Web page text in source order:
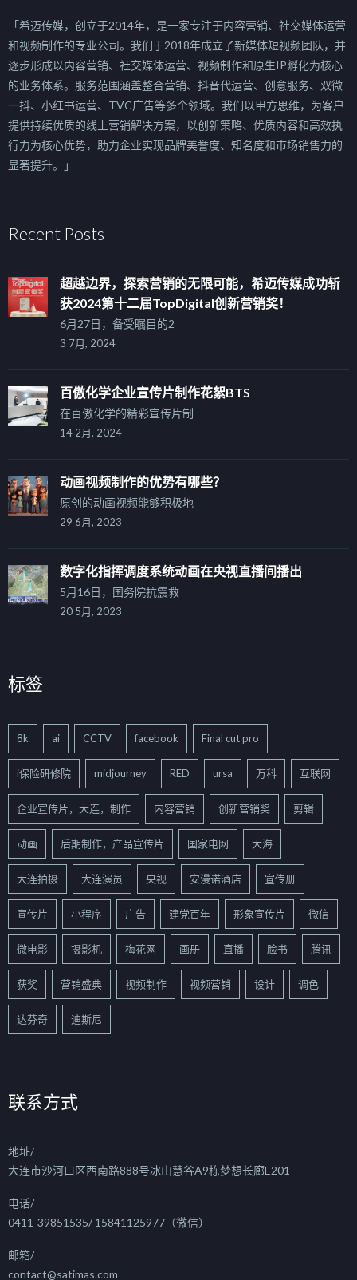
「希迈传媒，创立于2014年，是一家专注于内容营销、社交媒体运营
和视频制作的专业公司。我们于2018年成立了新媒体短视频团队，并
逐步形成以内容营销、社交媒体运营、视频制作和原生IP孵化为核心
的业务体系。服务范围涵盖整合营销、抖音代运营、创意服务、双微
一抖、小红书运营、TVC广告等多个领域。我们以甲方思维，为客户
提供持续优质的线上营销解决方案，以创新策略、优质内容和高效执
行力为核心优势，助力企业实现品牌美誉度、知名度和市场销售力的
显著提升。」
Recent Posts
超越边界，探索营销的无限可能，希迈传媒成功斩
获2024第十二届TopDigital创新营销奖！
6月27日，备受瞩目的2
3 7月, 2024
百傲化学企业宣传片制作花絮BTS
在百傲化学的精彩宣传片制
14 2月, 2024
动画视频制作的优势有哪些？
原创的动画视频能够积极地
29 6月, 2023
数字化指挥调度系统动画在央视直播间播出
5月16日，国务院抗震救
20 5月, 2023
标签
8k ai CCTV facebook Final cut pro
i保险研修院 midjourney RED ursa 万科 互联网
企业宣传片，大连，制作 内容营销 创新营销奖 剪辑
动画 后期制作，产品宣传片 国家电网 大海
大连拍摄 大连演员 央视 安漫诺酒店 宣传册
宣传片 小程序 广告 建党百年 形象宣传片 微信
微电影 摄影机 梅花网 画册 直播 脸书 腾讯
获奖 营销盛典 视频制作 视频营销 设计 调色
达芬奇 迪斯尼
联系方式
地址/
大连市沙河口区西南路888号冰山慧谷A9栋梦想长廊E201
电话/
0411-39851535/ 15841125977（微信）
邮箱/
contact@satimas.com